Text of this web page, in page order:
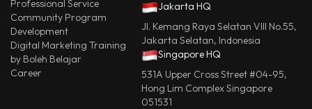
Professional Service
Community Program
Development
Digital Marketing Training
by Boleh Belajar
Career
Jakarta HQ
Jl. Kemang Raya Selatan VIII No.55,
Jakarta Selatan, Indonesia
Singapore HQ
531A Upper Cross Street #04-95,
Hong Lim Complex Singapore
051531